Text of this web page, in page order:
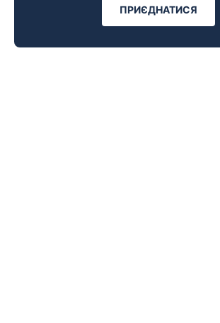
ПРИЄДНАТИСЯ